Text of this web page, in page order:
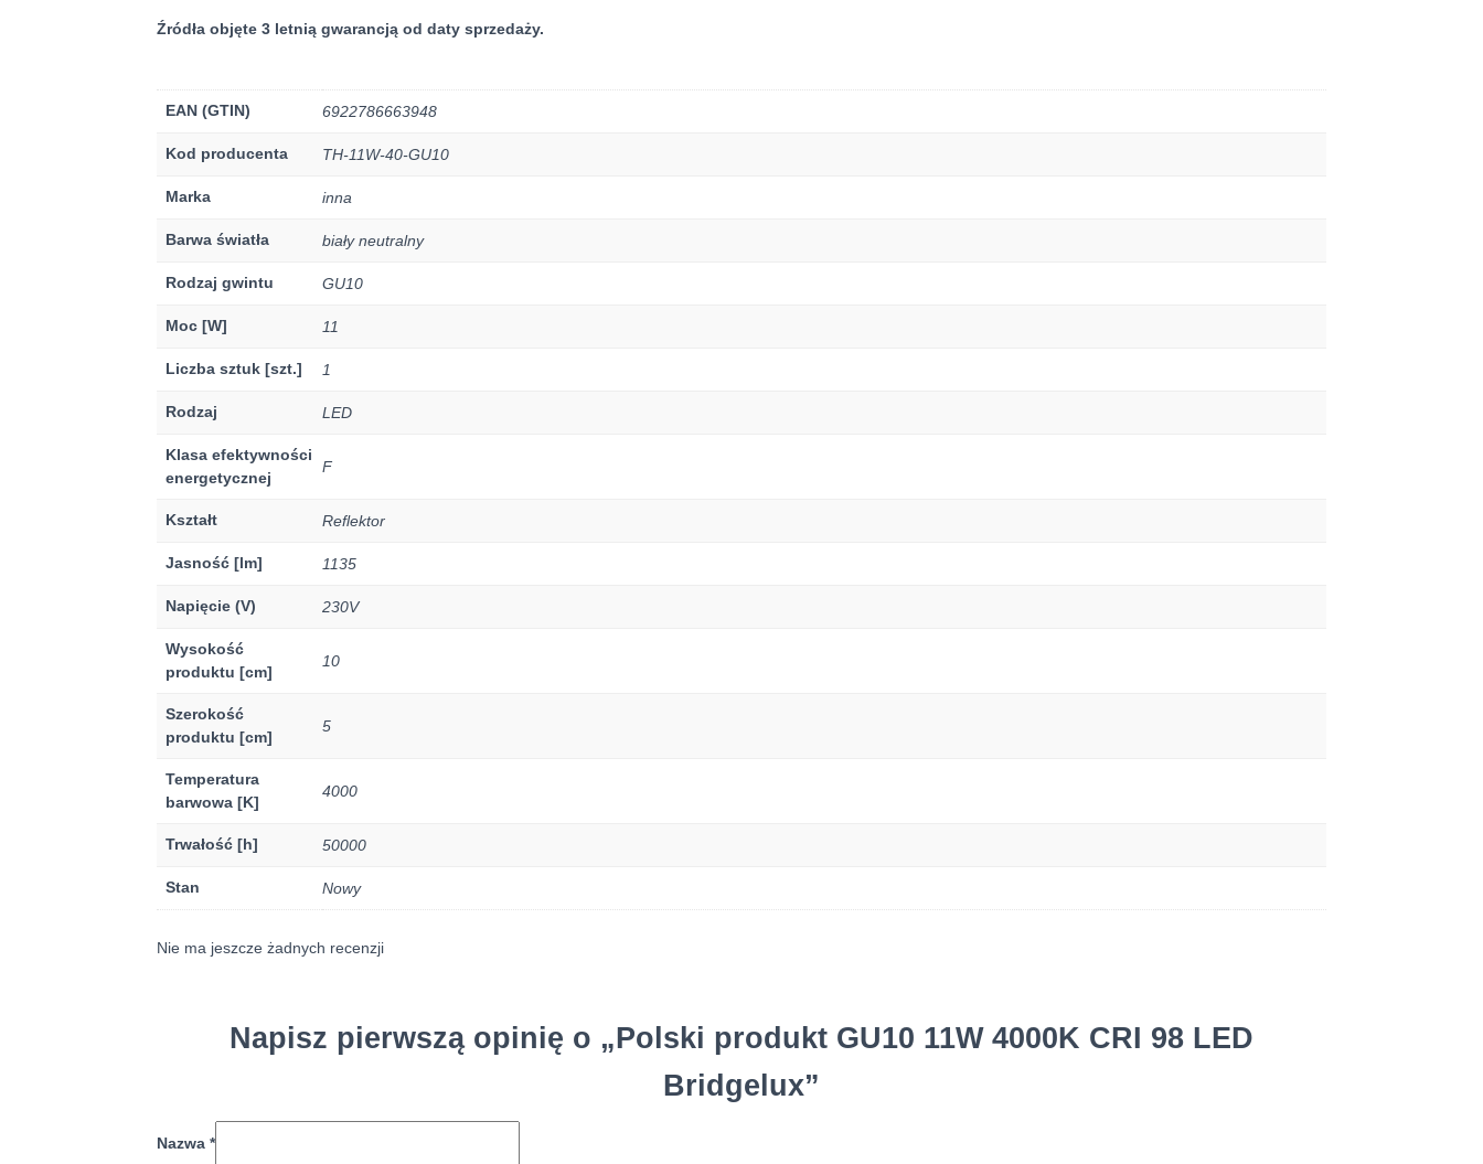
Źródła objęte 3 letnią gwarancją od daty sprzedaży.
EAN (GTIN) 6922786663948
Kod producenta TH-11W-40-GU10
Marka inna
Barwa światła biały neutralny
Rodzaj gwintu GU10
Moc [W] 11
Liczba sztuk [szt.] 1
Rodzaj LED
Klasa efektywności
energetycznej
F
Kształt Reflektor
Jasność [lm] 1135
Napięcie (V) 230V
Wysokość
produktu [cm]
10
Szerokość
produktu [cm]
5
Temperatura
barwowa [K]
4000
Trwałość [h] 50000
Stan Nowy
Nie ma jeszcze żadnych recenzji
Napisz pierwszą opinię o „Polski produkt GU10 11W 4000K CRI 98 LED
Bridgelux”
Nazwa *